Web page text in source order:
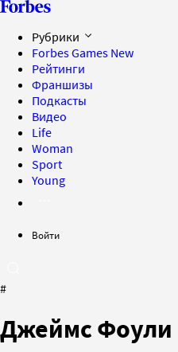
Рубрики
Forbes Games New
Рейтинги
Франшизы
Подкасты
Видео
Life
Woman
Sport
Young
Войти
#
Джеймс Фоули